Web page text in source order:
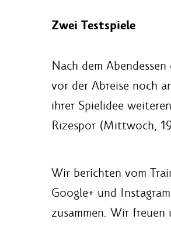
Zwei Testspiele
Nach dem
vor der Abreise noch
ihrer Spielidee
Rizespor (Mittwoch,
Wir berichten vom
Google+ und
zusammen. Wir